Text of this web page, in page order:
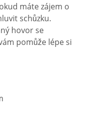
máte zájem o
schůzku.
hovor se
pomůže lépe si